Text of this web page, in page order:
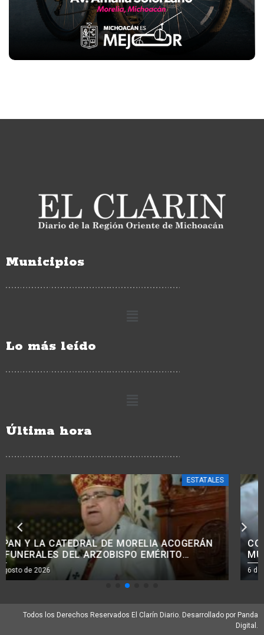
Municipios
Lo más leído
Última hora
ESTATALES
CON PROGRAMAS DE APOYO A NIÑOS, NIÑAS Y
MUJERES, SE REDUCE EL ABANDONO DE
TRATAMIENTOS ONCOLÓGICOS: BEDOLLA.<BR>
6 de agosto de 2026
Todos los Derechos Reservados El Clarín Diario. Desarrollado por Panda
Digital.